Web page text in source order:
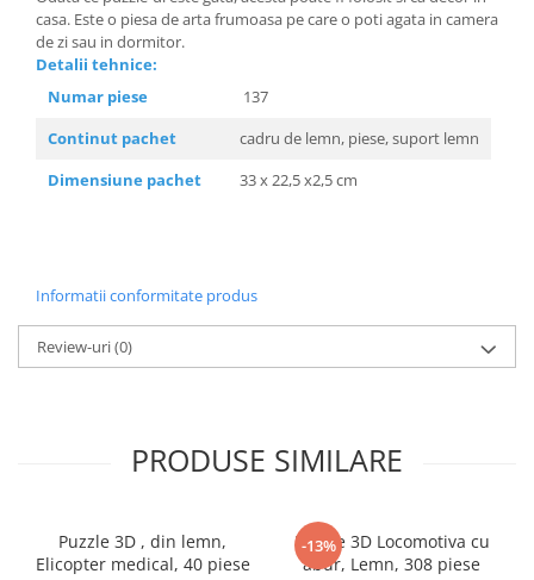
casa. Este o piesa de arta frumoasa pe care o poti agata in camera
de zi sau in dormitor.
Detalii tehnice:
Numar piese
137
Continut pachet
cadru de lemn, piese, suport lemn
Dimensiune pachet
33 x 22,5 x2,5 cm
Informatii conformitate produs
Review-uri(0)
PRODUSE SIMILARE
Puzzle 3D , din lemn,
Elicopter medical, 40 piese
-13%
Puzzle 3D Locomotiva cu
abur, Lemn, 308 piese